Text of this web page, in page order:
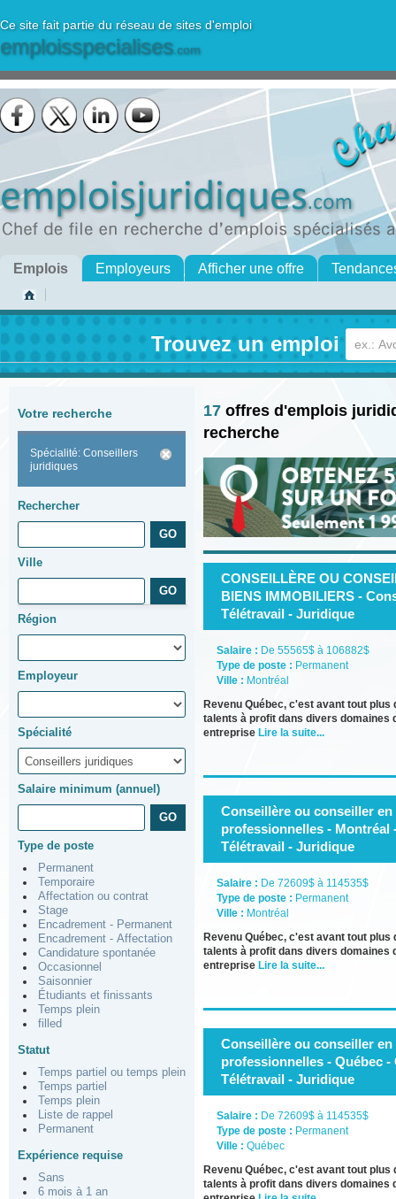
Ce site fait partie du réseau de sites d'emploi
emploisspecialises.com
Emplois Employeurs Afficher une offre
Trouvez un emploi
Votre recherche
Spécialité: Conseillers
juridiques
Rechercher
Ville
Région
Employeur
Spécialité
Salaire minimum (annuel)
Type de poste
Permanent
Temporaire
Affectation ou contrat
Stage
Encadrement - Permanent
Encadrement - Affectation
Candidature spontanée
Occasionnel
Saisonnier
Étudiants et finissants
Temps plein
filled
Statut
Temps partiel ou temps plein
Temps partiel
Temps plein
Liste de rappel
Permanent
Expérience requise
Sans
6 mois à 1 an
17 offres d'emplois
recherche
CONSEILLÈRE OU
BIENS IMMOBILIERS -
Télétravail - Juridique
Salaire : De 55565$ à 106882$
Type de poste : Permanent
Ville : Montréal
Revenu Québec, c'est avant tout
talents à profit dans divers domaines
entreprise Lire la suite...
Conseillère ou conseiller
professionnelles -
Télétravail - Juridique
Salaire : De 72609$ à 114535$
Type de poste : Permanent
Ville : Montréal
Revenu Québec, c'est avant tout
talents à profit dans divers domaines
entreprise Lire la suite...
Conseillère ou conseiller
professionnelles - Québec
Télétravail - Juridique
Salaire : De 72609$ à 114535$
Type de poste : Permanent
Ville : Québec
Revenu Québec, c'est avant tout
talents à profit dans divers domaines